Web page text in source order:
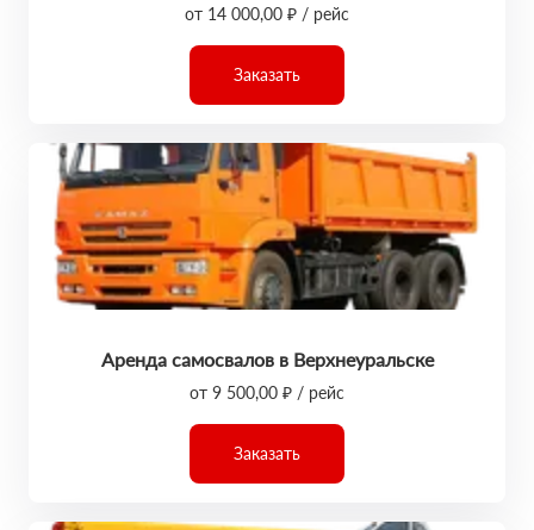
от 14 000,00 ₽ / рейс
Заказать
Аренда самосвалов в Верхнеуральске
от 9 500,00 ₽ / рейс
Заказать